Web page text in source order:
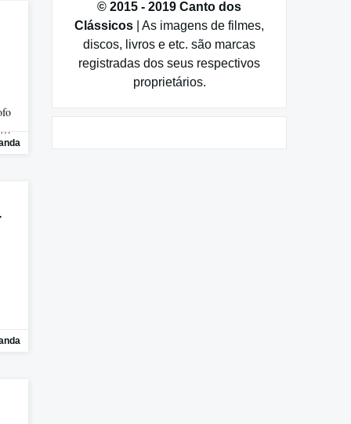
© 2015 - 2019 Canto dos
Clássicos | As imagens de filmes,
discos, livros e etc. são marcas
registradas dos seus respectivos
proprietários.